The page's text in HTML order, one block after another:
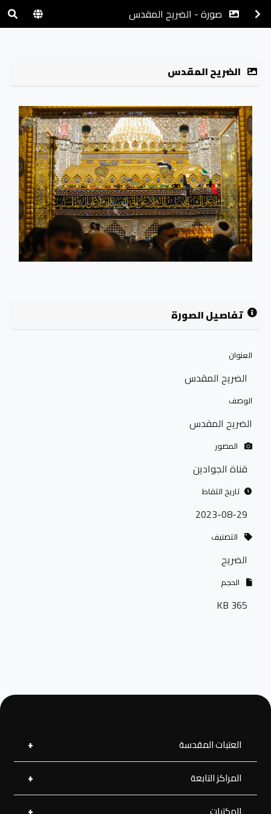
صورة - الضريح المقدس
الضريح المقدس
تفاصيل الصورة
العنوان
الضريح المقدس
الوصف
الضريح المقدس
المصور
قناة الجوادين
تاريخ التقاط
2023-08-29
التصنيف
الضريح
الحجم
365 KB
العتبات المقدسة
العتبة العلوية المقدسة
العتبة الحسينية المقدسة
المراكز التابعة